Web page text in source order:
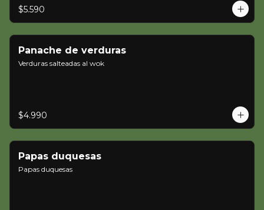
$5.590
Panache de verduras
Verduras salteadas al wok
$4.990
Papas duquesas
Papas duquesas